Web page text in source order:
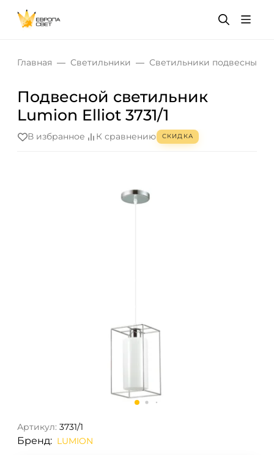
Главная Светильники Светильники подвесные
Подвесной светильник
Lumion Elliot 3731/1
В избранное К сравнению СКИДКА
Артикул: 3731/1
Бренд: LUMION